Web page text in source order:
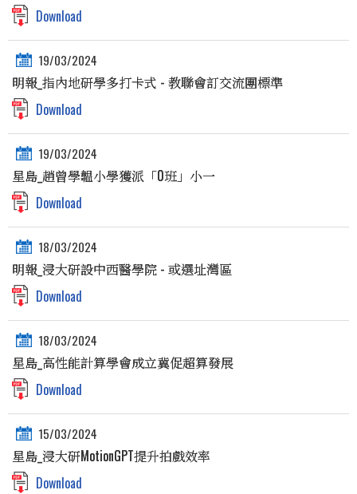
Download
19/03/2024
明報_指內地研學多打卡式 - 教聯會訂交流團標準
Download
19/03/2024
星島_趙曾學韞小學獲派「0班」小一
Download
18/03/2024
明報_浸大研設中西醫學院 - 或選址灣區
Download
18/03/2024
星島_高性能計算學會成立冀促超算發展
Download
15/03/2024
星島_浸大研MotionGPT提升拍戲效率
Download